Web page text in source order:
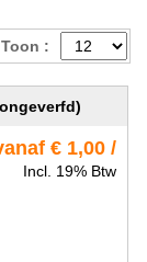
Toon :
€ 1,00 /
Incl. 19% Btw